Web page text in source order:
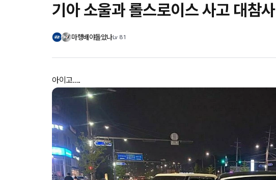
기아 소울과 롤스로이스 사고 대참사
마행배야돌았나Lv 81
아이고....